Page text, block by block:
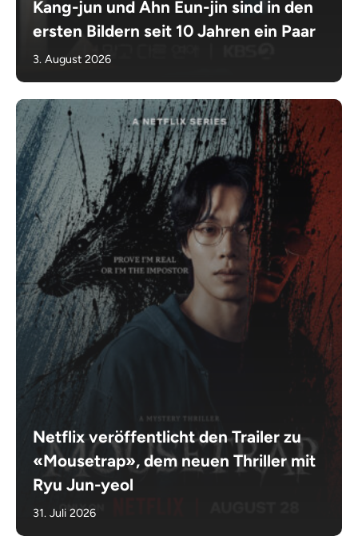
Kang-jun und Ahn Eun-jin sind in den
ersten Bildern seit 10 Jahren ein Paar
3. August 2026
Netflix veröffentlicht den Trailer zu
«Mousetrap», dem neuen Thriller mit
Ryu Jun-yeol
31. Juli 2026